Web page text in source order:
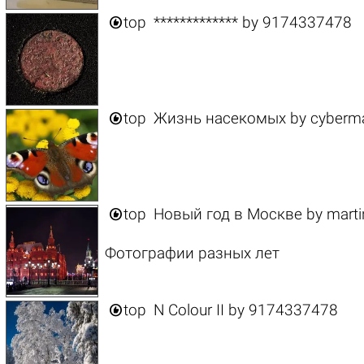
top ************* by 9174337478
top Жизнь насекомых by
top Новый год в Москве by
Фотографии разных лет
top N Colour II by 9174337478